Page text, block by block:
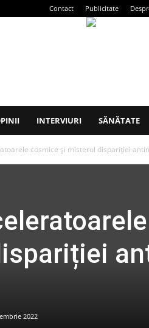
Contact Publicitate
INTERVIURI SĂNĂTATE
cosmice și misterul dispariției
2022